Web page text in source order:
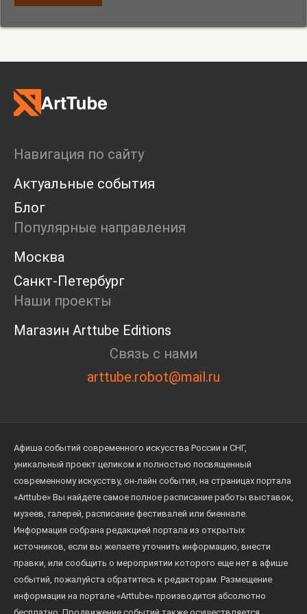
Навигация по сайту
Актуальные события
Блог
Популярные направления
Москва
Санкт-Петербург
Наши проекты
Магазин Arttube Editions
Связь с нами
arttube.robot@mail.ru
Афиша событий современного искусства России и СНГ,
уникальный проект целиком и полностью посвященный
современному искусству, он-лайн события, на страницах портала
«Arttube» Вы найдете самое полное расписание работы выставок,
музеев, галерей, расписание фестивалей или биеннале.
Информация собрана редакцией портала из открытых
источников, если вы желаете уточнить информацию, внести
правки, или сообщить о мероприятии которого еще нет в афише
событий, пожалуйста обратитесь к редакторам. Размещение
информации на портале «Arttube» производится абсолютно